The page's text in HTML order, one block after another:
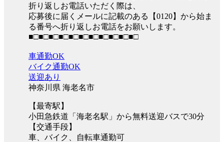
折り返しお電話いただく際は、
応募後に届くメールに記載のある【0120】から始ま
る番号へ折り返しお電話をお願いします。
■□■□■□■□■□■□■□■□■□■□■□
車通勤OK
バイク通勤OK
送迎あり
神奈川県 海老名市
【最寄駅】
小田急鉄道「海老名駅」から無料送迎バスで30分
【交通手段】
車、バイク、自転車通勤可